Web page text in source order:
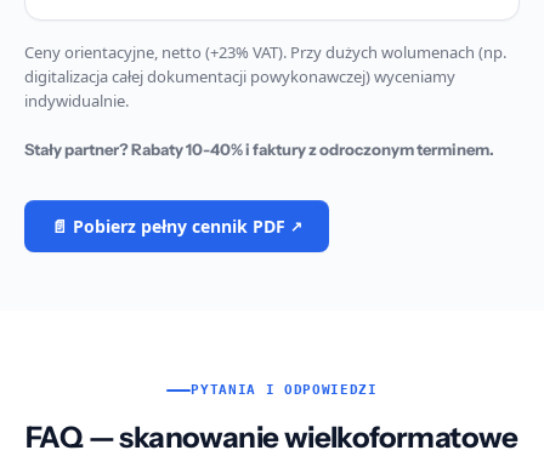
Ceny orientacyjne, netto (+23% VAT). Przy dużych wolumenach (np.
digitalizacja całej dokumentacji powykonawczej) wyceniamy
indywidualnie.
Stały partner? Rabaty 10-40% i faktury z odroczonym terminem.
📄 Pobierz pełny cennik PDF
PYTANIA I ODPOWIEDZI
FAQ — skanowanie wielkoformatowe